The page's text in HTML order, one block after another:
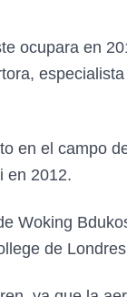
ocupara en
en el campo
en 2012.
Woking
de